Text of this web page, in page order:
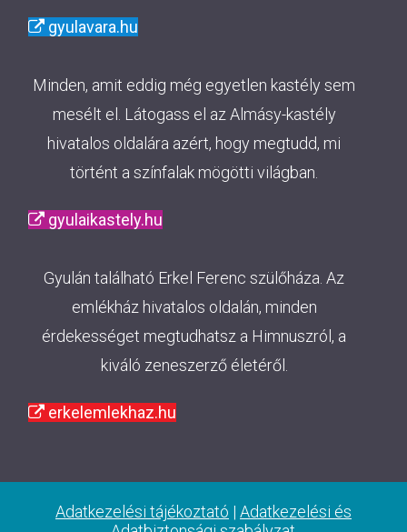
gyulavara.hu
Minden, amit eddig még egyetlen kastély sem
mesélt el. Látogass el az Almásy-kastély
hivatalos oldalára azért, hogy megtudd, mi
történt a színfalak mögötti világban.
gyulaikastely.hu
Gyulán található Erkel Ferenc szülőháza. Az
emlékház hivatalos oldalán, minden
érdekességet megtudhatsz a Himnuszról, a
kiváló zeneszerző életéről.
erkelemlekhaz.hu
Adatkezelési tájékoztató | Adatkezelési és